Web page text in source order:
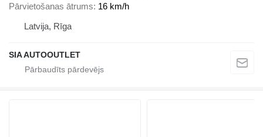
Pārvietošanas ātrums 16 km/h
Latvija, Rīga
SIA AUTOOUTLET